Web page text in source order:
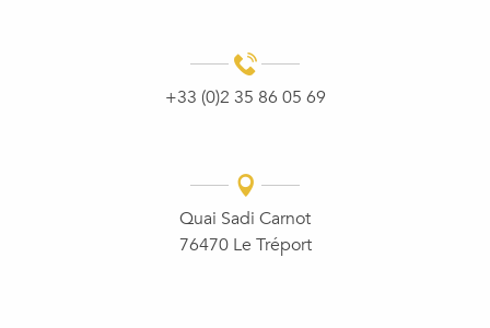
+33 (0)2 35 86 05 69
Quai Sadi Carnot
76470 Le Tréport